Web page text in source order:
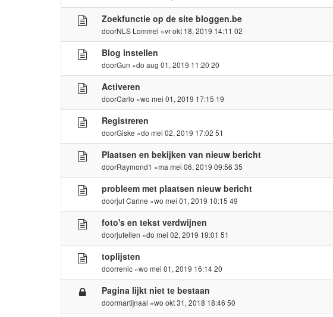
Zoekfunctie op de site bloggen.be
doorNLS Lommel »vr okt 18, 2019 14:11 02
Blog instellen
doorGun »do aug 01, 2019 11:20 20
Activeren
doorCarlo »wo mei 01, 2019 17:15 19
Registreren
doorGiske »do mei 02, 2019 17:02 51
Plaatsen en bekijken van nieuw bericht
doorRaymond1 »ma mei 06, 2019 09:56 35
probleem met plaatsen nieuw bericht
doorjuf Carine »wo mei 01, 2019 10:15 49
foto's en tekst verdwijnen
doorjufellen »do mei 02, 2019 19:01 51
toplijsten
doorrenic »wo mei 01, 2019 16:14 20
Pagina lijkt niet te bestaan
doormartijnaal »wo okt 31, 2018 18:46 50